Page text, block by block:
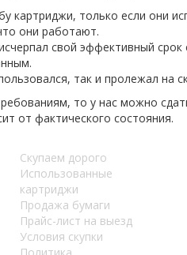
картриджи, только если они
они работают.
свой эффективный
так и пролежал на
то у нас можно
от фактического состояния.
Скупаем дорого
Использованные
картриджи
Продажа бумаги
Прайс-лист на выезд
Условия скупки